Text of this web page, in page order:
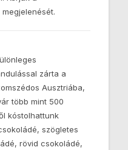
zárta a
Ausztriába,
több mint 500
kóstolhattunk
szögletes
rövid csokoládé,